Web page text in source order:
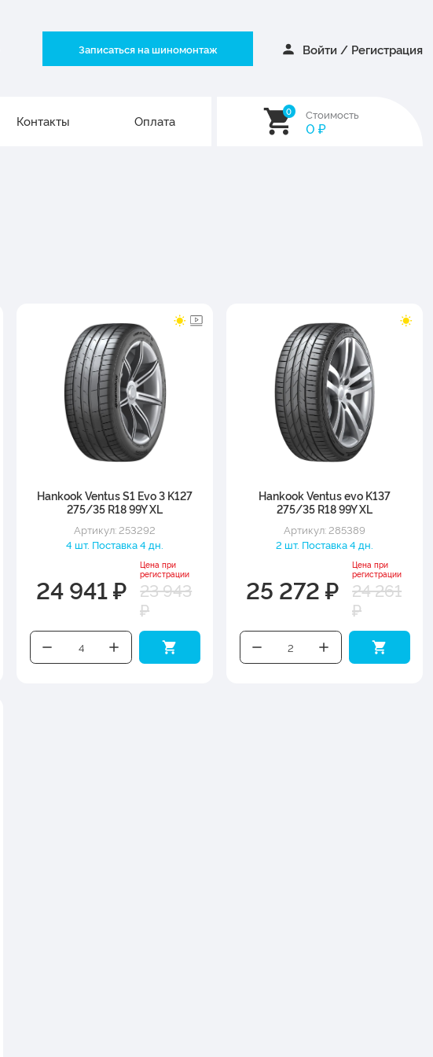
Записаться на шиномонтаж Войти / Регистрация
Контакты Оплата
0 Стоимость
0 ₽
Hankook Ventus S1 Evo 3 K127
275/35 R18 99Y XL
Артикул: 253292
4 шт. Поставка 4 дн.
24 941 ₽
Цена при
регистрации
23 943
₽
Hankook Ventus evo K137
275/35 R18 99Y XL
Артикул: 285389
2 шт. Поставка 4 дн.
25 272 ₽
Цена при
регистрации
24 261
₽